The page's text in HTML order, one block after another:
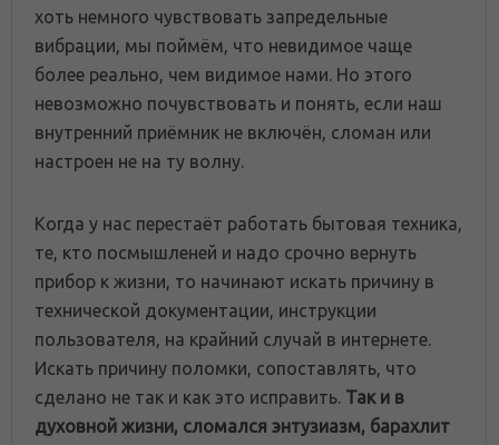
хоть немного чувствовать запредельные
вибрации, мы поймём, что невидимое чаще
более реально, чем видимое нами. Но этого
невозможно почувствовать и понять, если наш
внутренний приёмник не включён, сломан или
настроен не на ту волну.
Когда у нас перестаёт работать бытовая техника,
те, кто посмышленей и надо срочно вернуть
прибор к жизни, то начинают искать причину в
технической документации, инструкции
пользователя, на крайний случай в интернете.
Искать причину поломки, сопоставлять, что
сделано не так и как это исправить. Так и в
духовной жизни, сломался энтузиазм, барахлит